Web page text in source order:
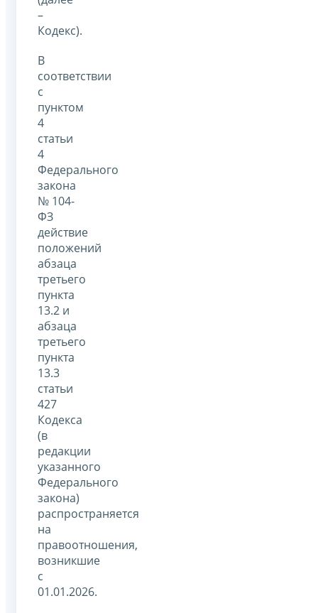
–
Кодекс).
В
соответствии
с
пунктом
4
статьи
4
Федерального
закона
№ 104-
ФЗ
действие
положений
абзаца
третьего
пункта
13.2 и
абзаца
третьего
пункта
13.3
статьи
427
Кодекса
(в
редакции
указанного
Федерального
закона)
распространяется
на
правоотношения,
возникшие
с
01.01.2026.